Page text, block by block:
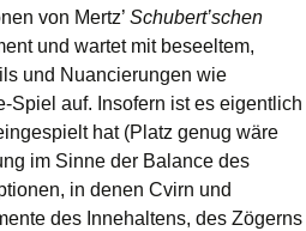
von Mertz’ Schubert’schen
und wartet mit beseeltem,
und Nuancierungen wie
Spiel auf. Insofern ist es eigentlich
hat (Platz genug wäre
im Sinne der Balance des
in denen Cvirn und
des Innehaltens, des Zögerns